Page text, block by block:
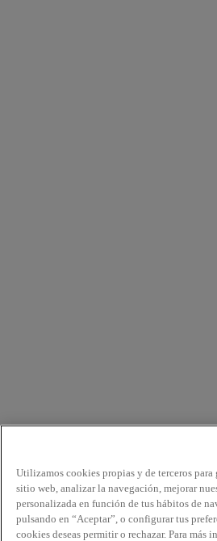
Utilizamos cookies propias y de terceros
sitio web, analizar la navegación, mejorar
personalizada en función de tus hábitos de
pulsando en “Aceptar”, o configurar tus
cookies deseas permitir o rechazar. Para más